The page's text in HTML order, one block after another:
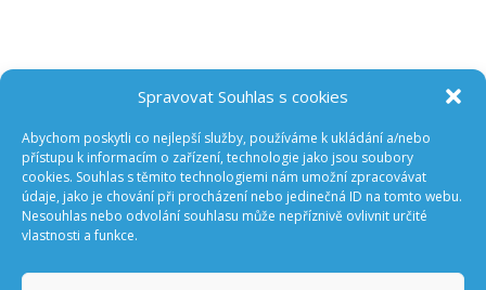
Spravovat Souhlas s cookies
Abychom poskytli co nejlepší služby, používáme k ukládání a/nebo
přístupu k informacím o zařízení, technologie jako jsou soubory
cookies. Souhlas s těmito technologiemi nám umožní zpracovávat
údaje, jako je chování při procházení nebo jedinečná ID na tomto webu.
Nesouhlas nebo odvolání souhlasu může nepříznivě ovlivnit určité
vlastnosti a funkce.
ODEBÍREJTE NOVINKY Z GA ČR